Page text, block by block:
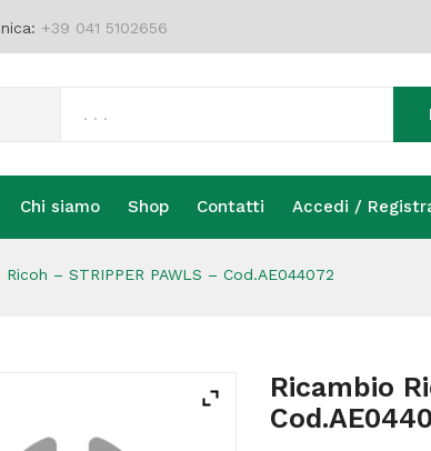
+39 041 5102656
Chi siamo Shop Contatti Accedi /
Chi siamo Shop Contatti Accedi /
Ricoh – STRIPPER PAWLS – Cod.AE044072
Ricambio